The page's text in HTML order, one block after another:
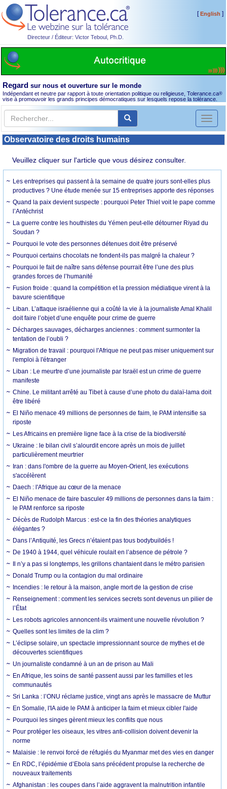
Directeur / Éditeur: Victor Teboul, Ph.D.
[English ]
Regard sur nous et ouverture sur le monde
Indépendant et neutre par rapport à toute orientation politique ou religieuse, Tolerance.ca®
vise à promouvoir les grands principes démocratiques sur lesquels repose la tolérance.
Toggle
Observatoire des droits humains
Veuillez cliquer sur l'article que vous désirez consulter.
Les entreprises qui passent à la semaine de quatre jours sont-elles plus
productives ? Une étude menée sur 15 entreprises apporte des réponses
Quand la paix devient suspecte : pourquoi Peter Thiel voit le pape comme
l’Antéchrist
La guerre contre les houthistes du Yémen peut-elle détourner Riyad du
Soudan ?
Pourquoi le vote des personnes détenues doit être préservé
Pourquoi certains chocolats ne fondent-ils pas malgré la chaleur ?
Pourquoi le fait de naître sans défense pourrait être l’une des plus
grandes forces de l’humanité
Fusion froide : quand la compétition et la pression médiatique virent à la
bavure scientifique
Liban. L’attaque israélienne qui a coûté la vie à la journaliste Amal Khalil
doit faire l’objet d’une enquête pour crime de guerre
Décharges sauvages, décharges anciennes : comment surmonter la
tentation de l’oubli ?
Migration de travail : pourquoi l'Afrique ne peut pas miser uniquement sur
l'emploi à l'étranger
Liban : Le meurtre d’une journaliste par Israël est un crime de guerre
manifeste
Chine. Le militant arrêté au Tibet à cause d’une photo du dalaï-lama doit
être libéré
El Niño menace 49 millions de personnes de faim, le PAM intensifie sa
riposte
Les Africains en première ligne face à la crise de la biodiversité
Ukraine : le bilan civil s’alourdit encore après un mois de juillet
particulièrement meurtrier
Iran : dans l'ombre de la guerre au Moyen-Orient, les exécutions
s'accélèrent
Daech : l'Afrique au cœur de la menace
El Niño menace de faire basculer 49 millions de personnes dans la faim :
le PAM renforce sa riposte
Décès de Rudolph Marcus : est-ce la fin des théories analytiques
élégantes ?
Dans l’Antiquité, les Grecs n’étaient pas tous bodybuildés !
De 1940 à 1944, quel véhicule roulait en l’absence de pétrole ?
Il n’y a pas si longtemps, les grillons chantaient dans le métro parisien
Donald Trump ou la contagion du mal ordinaire
Incendies : le retour à la maison, angle mort de la gestion de crise
Renseignement : comment les services secrets sont devenus un pilier de
l’État
Les robots agricoles annoncent-ils vraiment une nouvelle révolution ?
Quelles sont les limites de la clim ?
L’éclipse solaire, un spectacle impressionnant source de mythes et de
découvertes scientifiques
Un journaliste condamné à un an de prison au Mali
En Afrique, les soins de santé passent aussi par les familles et les
communautés
Sri Lanka : l’ONU réclame justice, vingt ans après le massacre de Muttur
En Somalie, l'IA aide le PAM à anticiper la faim et mieux cibler l'aide
Pourquoi les singes gèrent mieux les conflits que nous
Pour protéger les oiseaux, les vitres anti-collision doivent devenir la
norme
Malaisie : le renvoi forcé de réfugiés du Myanmar met des vies en danger
En RDC, l’épidémie d’Ebola sans précédent propulse la recherche de
nouveaux traitements
Afghanistan : les coupes dans l’aide aggravent la malnutrition infantile